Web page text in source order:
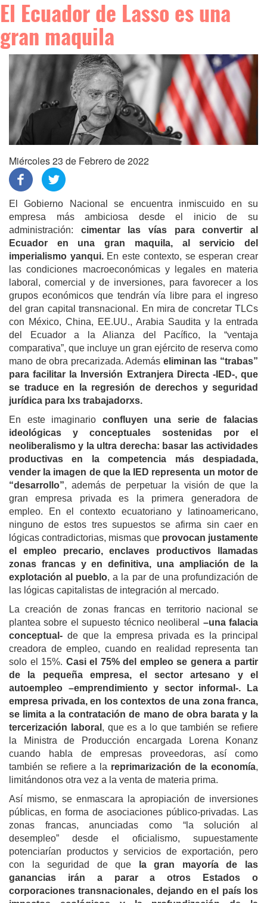
El Ecuador de Lasso es una
gran maquila
Miércoles 23 de Febrero de 2022
El Gobierno Nacional se encuentra inmiscuido en su
empresa más ambiciosa desde el inicio de su
administración: cimentar las vías para convertir al
Ecuador en una gran maquila, al servicio del
imperialismo yanqui.En este contexto, se esperan crear
las condiciones macroeconómicas y legales en materia
laboral, comercial y de inversiones, para favorecer a los
grupos económicos que tendrán vía libre para el ingreso
del gran capital transnacional. En mira de concretar TLCs
con México, China, EE.UU., Arabia Saudita y la entrada
del Ecuador a la Alianza del Pacífico, la “ventaja
comparativa”, que incluye un gran ejército de reserva como
mano de obra precarizada. Además eliminan las “trabas”
para facilitar la Inversión Extranjera Directa -IED-, que
se traduce en la regresión de derechos y seguridad
jurídica para lxs trabajadorxs.
En este imaginario confluyen una serie de falacias
ideológicas y conceptuales sostenidas por el
neoliberalismo y la ultra derecha: basar las actividades
productivas en la competencia más despiadada,
vender la imagen de que la IED representa un motor de
“desarrollo”, además de perpetuar la visión de que la
gran empresa privada es la primera generadora de
empleo. En el contexto ecuatoriano y latinoamericano,
ninguno de estos tres supuestos se afirma sin caer en
lógicas contradictorias, mismas que provocan justamente
el empleo precario, enclaves productivos llamadas
zonas francas y en definitiva, una ampliación de la
explotación al pueblo, a la par de una profundización de
las lógicas capitalistas de integración al mercado.
La creación de zonas francas en territorio nacional se
plantea sobre el supuesto técnico neoliberal –una falacia
conceptual- de que la empresa privada es la principal
creadora de empleo, cuando en realidad representa tan
solo el 15%. Casi el 75% del empleo se genera a partir
de la pequeña empresa, el sector artesano y el
autoempleo –emprendimiento y sector informal-.
La
empresa privada, en los contextos de una zona franca,
se limita a la contratación de mano de obra barata y la
tercerización laboral , que es a lo que también se refiere
la Ministra de Producción encargada Lorena Konanz
cuando habla de empresas proveedoras, así como
también se refiere a la reprimarización de la economía,
limitándonos otra vez a la venta de materia prima.
Así mismo, se enmascara la apropiación de inversiones
públicas, en forma de asociaciones público-privadas. Las
zonas francas, anunciadas como “la solución al
desempleo” desde el oficialismo, supuestamente
potenciarían productos y servicios de exportación, pero
con la seguridad de que
la gran mayoría de las
ganancias irán a parar a otros Estados o
corporaciones transnacionales, dejando en el país los